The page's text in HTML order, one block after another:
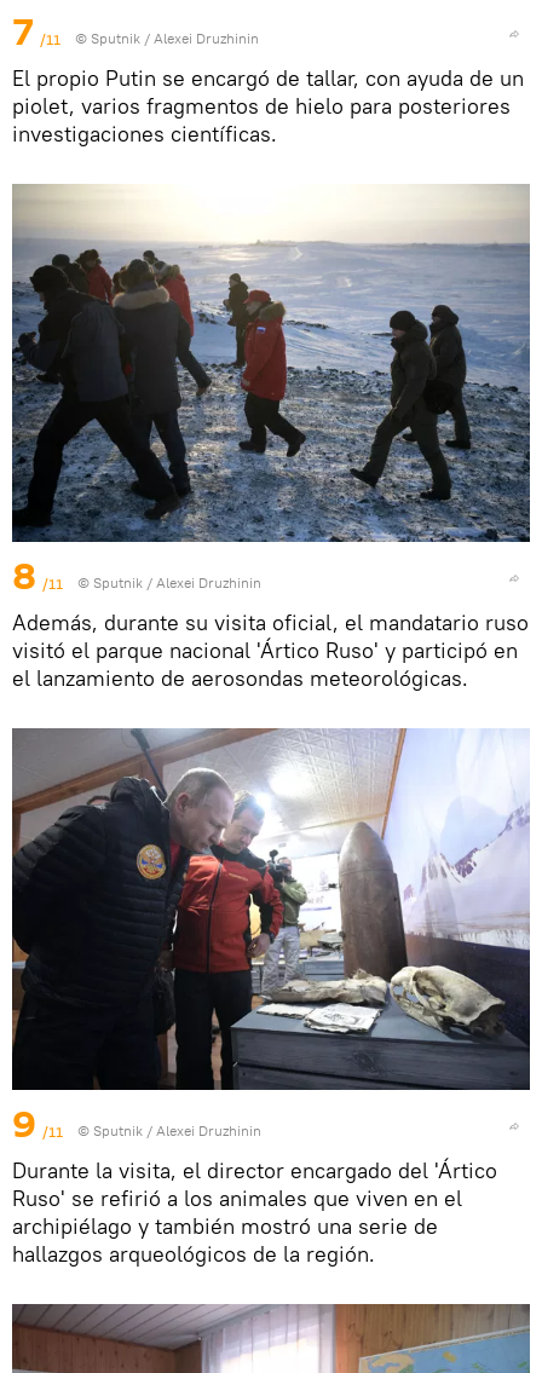
7 /11 © Sputnik / Alexei Druzhinin
El propio Putin se encargó de tallar, con ayuda de un
piolet, varios fragmentos de hielo para posteriores
investigaciones científicas.
8 /11 © Sputnik / Alexei Druzhinin
Además, durante su visita oficial, el mandatario ruso
visitó el parque nacional 'Ártico Ruso' y participó en
el lanzamiento de aerosondas meteorológicas.
9 /11 © Sputnik / Alexei Druzhinin
Durante la visita, el director encargado del 'Ártico
Ruso' se refirió a los animales que viven en el
archipiélago y también mostró una serie de
hallazgos arqueológicos de la región.